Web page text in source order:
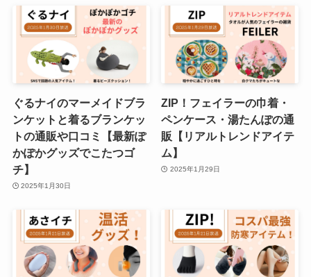
ぐるナイのマーメイドブラ
ンケットと着るブランケッ
トの通販や口コミ【最新ぽ
かぽかグッズでこたつゴ
チ】
2025年1月30日
ZIP！フェイラーの巾着・
ペンケース・湯たんぽの通
販【リアルトレンドアイテ
ム】
2025年1月29日